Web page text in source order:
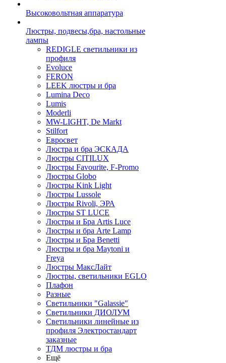
Высоковольтная аппаратура
Люстры, подвесы,бра, настольные
лампы
REDIGLE светильники из
профиля
Evoluce
FERON
LEEK люстры и бра
Lumina Deco
Lumis
Moderli
MW-LIGHT, De Markt
Stilfort
Евросвет
Люстра и бра ЭСКАДА
Люстры CITILUX
Люстры Favourite, F-Promo
Люстры Globo
Люстры Kink Light
Люстры Lussole
Люстры Rivoli, ЭРА
Люстры ST LUCE
Люстры и Бра Artis Luce
Люстры и бра Arte Lamp
Люстры и Бра Benetti
Люстры и бра Maytoni и
Freya
Люстры МаксЛайт
Люстры, светильники EGLO
Плафон
Разные
Светильники "Galassie"
Светильники ДИОЛУМ
Светильники линейные из
профиля Электростандарт
заказные
ТДМ люстры и бра
Ещё